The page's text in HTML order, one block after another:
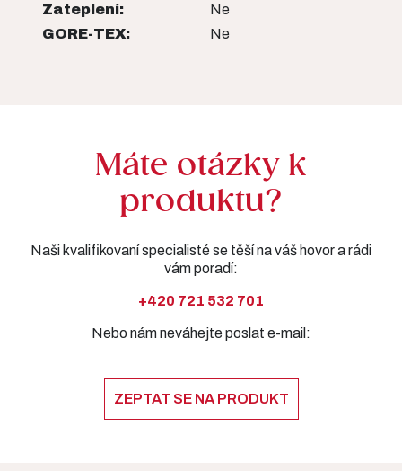
Zateplení:
Ne
GORE-TEX:
Ne
Máte otázky k
produktu?
Naši kvalifikovaní specialisté se těší na váš hovor a rádi
vám poradí:
+420 721 532 701
Nebo nám neváhejte poslat e-mail:
ZEPTAT SE NA PRODUKT